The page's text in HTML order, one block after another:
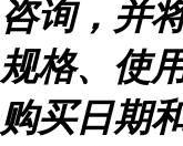
咨询，并
规格、使
购买日期